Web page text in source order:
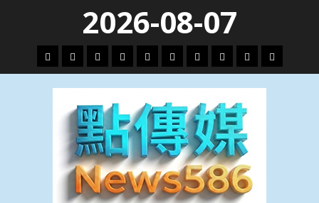
content
2026-08-07
頭
條
財
經
地
方.
會
文
教.
技
專
題
娛
樂
劇
政
治
國
際
運
動
生
活